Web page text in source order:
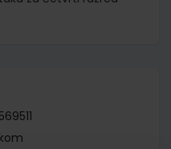
569511
kom